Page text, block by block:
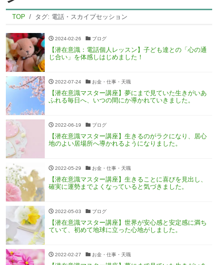
TOP タグ: 電話・スカイプセッション
2024-02-26 ブログ
【潜在意識：電話個人レッスン】子ども達との「心の通
じ合い」を体感しはじめました！
2022-07-24 お金・仕事・天職
【潜在意識マスター講座】夢にまで見ていた生きがいあ
ふれる毎日へ、いつの間にか導かれていきました。
2022-06-19 ブログ
【潜在意識マスター講座】生きるのがラクになり、居心
地のよい居場所へ導かれるようになりました。
2022-05-29 お金・仕事・天職
【潜在意識マスター講座】生きることに喜びを見出し、
確実に運勢までよくなっていると気づきました。
2022-05-03 ブログ
【潜在意識マスター講座】世界が安心感と安定感に満ち
ていて、初めて地球に立った心地がしました。
2022-02-27 お金・仕事・天職